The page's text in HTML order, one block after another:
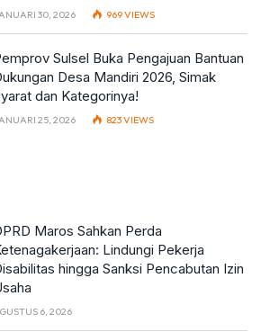
30, 2026 969VIEWS
Sulsel Buka Pengajuan Bantuan
Desa Mandiri 2026, Simak
dan Kategorinya!
25, 2026 823VIEWS
Maros Sahkan Perda
Lindungi Pekerja
hingga Sanksi Pencabutan Izin
6, 2026